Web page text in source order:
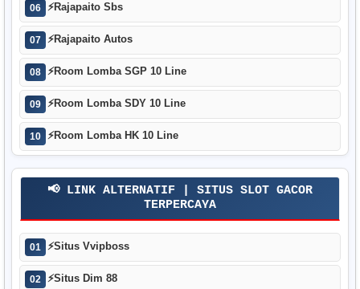
06 ⚡Rajapaito Sbs
07 ⚡Rajapaito Autos
08 ⚡Room Lomba SGP 10 Line
09 ⚡Room Lomba SDY 10 Line
10 ⚡Room Lomba HK 10 Line
📢 LINK ALTERNATIF | SITUS SLOT GACOR
TERPERCAYA
01 ⚡Situs Vvipboss
02 ⚡Situs Dim 88